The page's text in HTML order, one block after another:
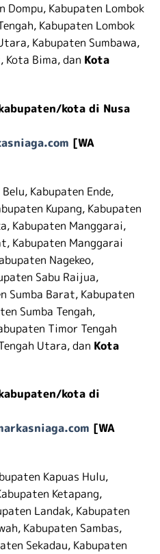
Dompu, Kabupaten Lombok
Kabupaten Lombok
Kabupaten Sumbawa,
Kota Bima, dan Kota
kota di Nusa
[WA
Kabupaten Ende,
Kupang, Kabupaten
Kabupaten Manggarai,
Kabupaten Manggarai
Nagekeo,
Sabu Raijua,
Sumba Barat, Kabupaten
Sumba Tengah,
Timor Tengah
Utara, dan Kota
kota di
[WA
Kapuas Hulu,
Ketapang,
Landak, Kabupaten
Kabupaten Sambas,
Sekadau, Kabupaten